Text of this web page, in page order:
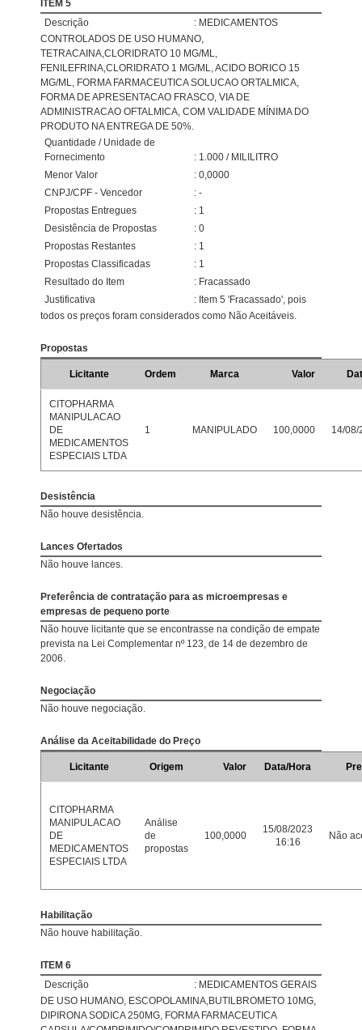
ITEM 5
Descrição
: MEDICAMENTOS
CONTROLADOS DE USO HUMANO,
TETRACAINA,CLORIDRATO 10 MG/ML,
FENILEFRINA,CLORIDRATO 1 MG/ML, ACIDO BORICO 15
MG/ML, FORMA FARMACEUTICA SOLUCAO ORTALMICA,
FORMA DE APRESENTACAO FRASCO, VIA DE
ADMINISTRACAO OFTALMICA, COM VALIDADE MÍNIMA DO
PRODUTO NA ENTREGA DE 50%.
Quantidade / Unidade de
Fornecimento
: 1.000 / MILILITRO
Menor Valor
: 0,0000
CNPJ/CPF - Vencedor
: -
Propostas Entregues
: 1
Desistência de Propostas
: 0
Propostas Restantes
: 1
Propostas Classificadas
: 1
Resultado do Item
: Fracassado
Justificativa
: Item 5 'Fracassado', pois
todos os preços foram considerados como Não Aceitáveis.
Propostas
Licitante Ordem Marca Valor
CITOPHARMA
MANIPULACAO
DE
MEDICAMENTOS
ESPECIAIS LTDA
1 MANIPULADO 100,0000 14/08/
Desistência
Não houve desistência.
Lances Ofertados
Não houve lances.
Preferência de contratação para as microempresas e
empresas de pequeno porte
Não houve licitante que se encontrasse na condição de empate
prevista na Lei Complementar nº 123, de 14 de dezembro de
2006.
Negociação
Não houve negociação.
Análise da Aceitabilidade do Preço
Licitante Origem Valor Data/Hora
CITOPHARMA
MANIPULACAO
DE
MEDICAMENTOS
ESPECIAIS LTDA
Análise
de
propostas
100,0000
15/08/2023
16:16
Não
Habilitação
Não houve habilitação.
ITEM 6
Descrição
: MEDICAMENTOS GERAIS
DE USO HUMANO, ESCOPOLAMINA,BUTILBROMETO 10MG,
DIPIRONA SODICA 250MG, FORMA FARMACEUTICA